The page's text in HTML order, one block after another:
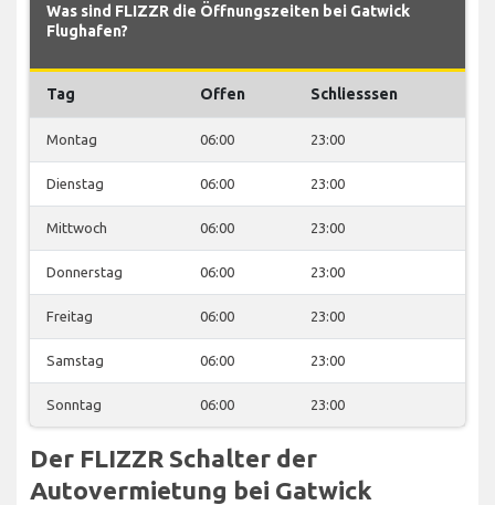
Was sind FLIZZR die Öffnungszeiten bei Gatwick
Flughafen?
Tag Offen Schliesssen
Montag 06:00 23:00
Dienstag 06:00 23:00
Mittwoch 06:00 23:00
Donnerstag 06:00 23:00
Freitag 06:00 23:00
Samstag 06:00 23:00
Sonntag 06:00 23:00
Der FLIZZR Schalter der
Autovermietung bei Gatwick